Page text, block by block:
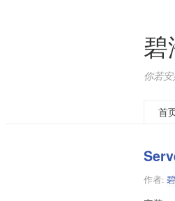
碧
你若
首
作者: